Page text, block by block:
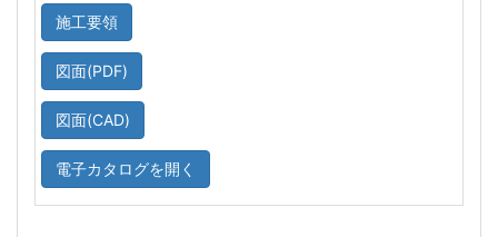
施工要領
図面(PDF)
図面(CAD)
電子カタログを開く